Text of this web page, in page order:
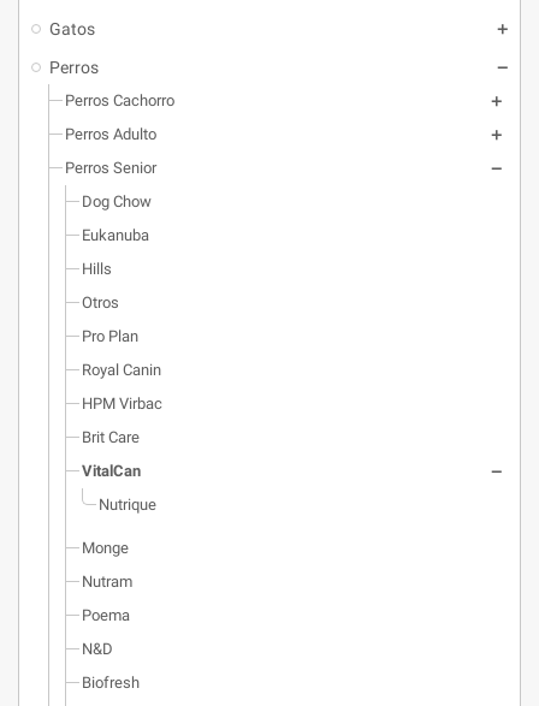
Gatos
Perros
Perros Cachorro
Perros Adulto
Perros Senior
Dog Chow
Eukanuba
Hills
Otros
Pro Plan
Royal Canin
HPM Virbac
Brit Care
VitalCan
Nutrique
Monge
Nutram
Poema
N&D
Biofresh